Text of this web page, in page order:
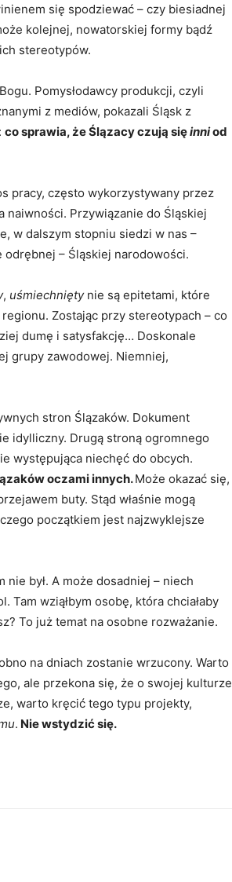
się spodziewać – czy biesiadnej
kolejnej, nowatorskiej formy bądź
stereotypów.
Pomysłodawcy produkcji, czyli
z mediów, pokazali Śląsk z
co sprawia, że Ślązacy czują sięinniod
pracy, często wykorzystywany przez
naiwności. Przywiązanie do Śląskiej
w dalszym stopniu siedzi w nas –
odrębnej – Śląskiej narodowości.
, uśmiechniętynie są epitetami, które
Zostając przy stereotypach – co
dumę i satysfakcję… Doskonale
grupy zawodowej. Niemniej,
stron Ślązaków. Dokument
idylliczny. Drugą stroną ogromnego
występująca niechęć do obcych.
oczami innych.Może okazać się,
buty. Stąd właśnie mogą
początkiem jest najzwyklejsze
nie był. A może dosadniej – niech
Tam wziąłbym osobę, która chciałaby
To już temat na osobne rozważanie.
na dniach zostanie wrzucony. Warto
ale przekona się, że o swojej kulturze
warto kręcić tego typu projekty,
. Nie wstydzić się.